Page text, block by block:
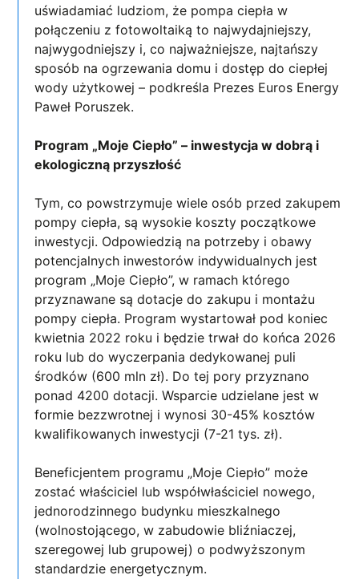
uświadamiać ludziom, że pompa ciepła w
połączeniu z fotowoltaiką to najwydajniejszy,
najwygodniejszy i, co najważniejsze, najtańszy
sposób na ogrzewania domu i dostęp do ciepłej
wody użytkowej – podkreśla Prezes Euros Energy
Paweł Poruszek.
Program „Moje Ciepło” – inwestycja w dobrą i
ekologiczną przyszłość
Tym, co powstrzymuje wiele osób przed zakupem
pompy ciepła, są wysokie koszty początkowe
inwestycji. Odpowiedzią na potrzeby i obawy
potencjalnych inwestorów indywidualnych jest
program „Moje Ciepło”, w ramach którego
przyznawane są dotacje do zakupu i montażu
pompy ciepła. Program wystartował pod koniec
kwietnia 2022 roku i będzie trwał do końca 2026
roku lub do wyczerpania dedykowanej puli
środków (600 mln zł). Do tej pory przyznano
ponad 4200 dotacji. Wsparcie udzielane jest w
formie bezzwrotnej i wynosi 30-45% kosztów
kwalifikowanych inwestycji (7-21 tys. zł).
Beneficjentem programu „Moje Ciepło” może
zostać właściciel lub współwłaściciel nowego,
jednorodzinnego budynku mieszkalnego
(wolnostojącego, w zabudowie bliźniaczej,
szeregowej lub grupowej) o podwyższonym
standardzie energetycznym.